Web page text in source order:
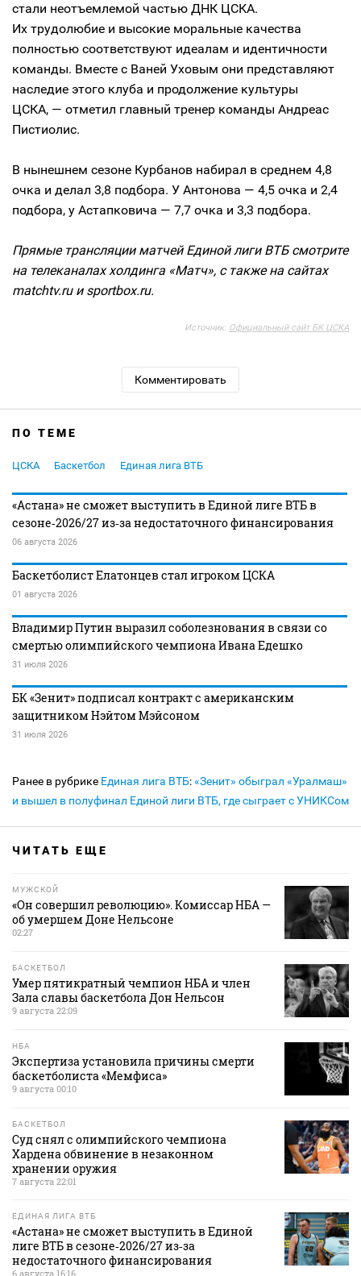
стали неотъемлемой частью ДНК ЦСКА.
Их трудолюбие и высокие моральные качества
полностью соответствуют идеалам и идентичности
команды. Вместе с Ваней Уховым они представляют
наследие этого клуба и продолжение культуры
ЦСКА, — отметил главный тренер команды Андреас
Пистиолис.
В нынешнем сезоне Курбанов набирал в среднем 4,8
очка и делал 3,8 подбора. У Антонова — 4,5 очка и 2,4
подбора, у Астапковича — 7,7 очка и 3,3 подбора.
Прямые трансляции матчей Единой лиги ВТБ смотрите
на телеканалах холдинга «Матч», с также на сайтах
matchtv.ru и sportbox.ru.
Источник: Официальный сайт БК ЦСКА
Комментировать
ПО ТЕМЕ
ЦСКА Баскетбол Единая лига ВТБ
«Астана» не сможет выступить в Единой лиге ВТБ в
сезоне‑2026/27 из‑за недостаточного финансирования
06 августа 2026
Баскетболист Елатонцев стал игроком ЦСКА
01 августа 2026
Владимир Путин выразил соболезнования в связи со
смертью олимпийского чемпиона Ивана Едешко
31 июля 2026
БК «Зенит» подписал контракт с американским
защитником Нэйтом Мэйсоном
31 июля 2026
Ранее в рубрике Единая лига ВТБ:«Зенит» обыграл «Уралмаш»
и вышел в полуфинал Единой лиги ВТБ, где сыграет с УНИКСом
ЧИТАТЬ ЕЩЕ
МУЖСКОЙ
«Он совершил революцию». Комиссар НБА —
об умершем Доне Нельсоне
02:27
БАСКЕТБОЛ
Умер пятикратный чемпион НБА и член
Зала славы баскетбола Дон Нельсон
9 августа 22:09
НБА
Экспертиза установила причины смерти
баскетболиста «Мемфиса»
9 августа 00:10
БАСКЕТБОЛ
Суд снял с олимпийского чемпиона
Хардена обвинение в незаконном
хранении оружия
7 августа 22:01
ЕДИНАЯ ЛИГА ВТБ
«Астана» не сможет выступить в Единой
лиге ВТБ в сезоне‑2026/27 из‑за
недостаточного финансирования
6 августа 16:16